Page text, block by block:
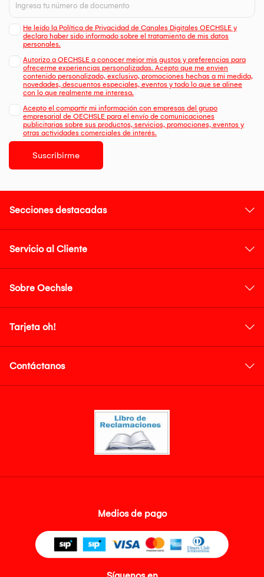
He leído la Política de Privacidad de Canales Digitales OECHSLE y
declaro haber sido informado sobre el tratamiento de mis datos
personales.
Autorizo a OECHSLE a conocer mejor mis gustos y preferencias para
ofrecerme experiencias personalizadas. Acepto que me envien
contenido personalizado, exclusivo, promociones hechas a mi medida,
novedades, descuentos especiales, eventos y todo lo que se alinee
con lo que realmente me interesa.
Acepto el compartir mi información con empresas del grupo
empresarial de OECHSLE para el envío de comunicaciones
publicitarias sobre sus productos, servicios, promociones, eventos y
otras actividades comerciales de interés.
Suscribirme
Secciones destacadas
Servicio al Cliente
Sobre Oechsle
Tarjeta oh!
Contáctanos
Medios de pago